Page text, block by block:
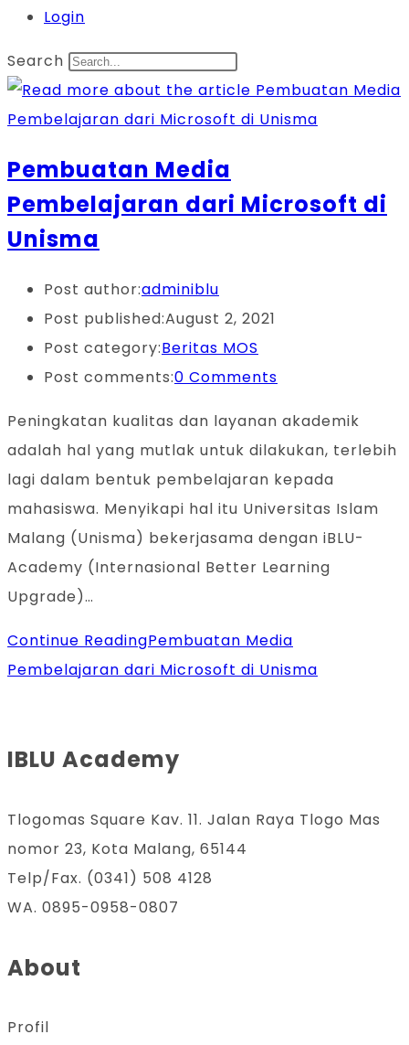
Login
Search
Pembuatan Media
Pembelajaran dari Microsoft di
Unisma
Post author:adminiblu
Post published:August 2, 2021
Post category:Beritas MOS
Post comments:0 Comments
Peningkatan kualitas dan layanan akademik
adalah hal yang mutlak untuk dilakukan, terlebih
lagi dalam bentuk pembelajaran kepada
mahasiswa. Menyikapi hal itu Universitas Islam
Malang (Unisma) bekerjasama dengan iBLU-
Academy (Internasional Better Learning
Upgrade)…
Continue ReadingPembuatan Media
Pembelajaran dari Microsoft di Unisma
IBLU Academy
Tlogomas Square Kav. 11. Jalan Raya Tlogo Mas
nomor 23, Kota Malang, 65144
Telp/Fax. (0341) 508 4128
WA. 0895-0958-0807
About
Profil